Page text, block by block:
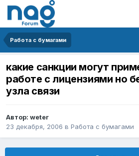
Работа с бумагами
какие санкции могут
работе с лицензиями но
узла связи
Автор: weter
23 декабря, 2006 в Работа с бумагами